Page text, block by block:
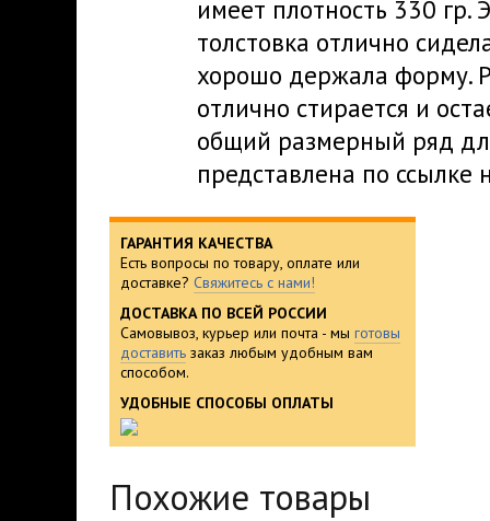
имеет плотность 330 гр.
толстовка отлично
хорошо держала форму.
отлично стирается и
общий размерный ряд
представлена по ссылке
ГАРАНТИЯ КАЧЕСТВА
Есть вопросы по товару, оплате или
доставке? Свяжитесь с нами!
ДОСТАВКА ПО ВСЕЙ РОССИИ
Самовывоз, курьер или почта - мы готовы
доставить заказ любым удобным вам
способом.
УДОБНЫЕ СПОСОБЫ ОПЛАТЫ
Похожие товары